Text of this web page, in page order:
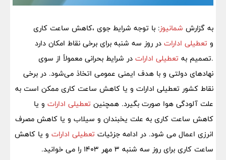
به گزارش شمانیوز: با توجه شرایط جوی ،کاهش ساعت کاری
و تعطیلی ادارات در روز سه شنبه برای برخی نقاط امکان دارد
.تصمیم به تعطیلی ادارات در شرایط بحرانی معمولاً از سوی
نهادهای دولتی و با هدف ایمنی عمومی اتخاذ می‌شود. در برخی
نقاط کشور تعطیلی ادارات و یا کاهش ساعت کاری ممکن است به
علت آلودگی هوا صورت بگیرد. همچنین تعطیلی ادارات و یا
کاهش ساعت کاری به علت یخبندان و سیلاب و یا کاهش مصرف
انرزی اعمال می شود. در ادامه جزئیات تعطیلی ادارات و یا کاهش
ساعت کاری برای روز سه شنبه 3 مهر 1403 را می خوانید.